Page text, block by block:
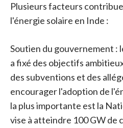
Plusieurs facteurs
l'énergie solaire en Inde :
Soutien du gouvernement :
a fixé des objectifs
des subventions et des
encourager l'adoption de
la plus importante est la
vise à atteindre 100 GW de